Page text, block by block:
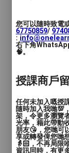
青苗琴行
音樂熊藝術
利未音樂室
寶血會上智
Buddhist
Missionary
School
浸信會天虹
School
您可以隨時致
67750859/
:
右下角
🧠。
授課商戶
任何未加入嘅授
隨時加入我哋💯
架，令更多瀏覽
光率，藉此帶動
朋友😘，您哋可
享或轉發俾您哋
👵🏻，不再局限
資訊同時，有更